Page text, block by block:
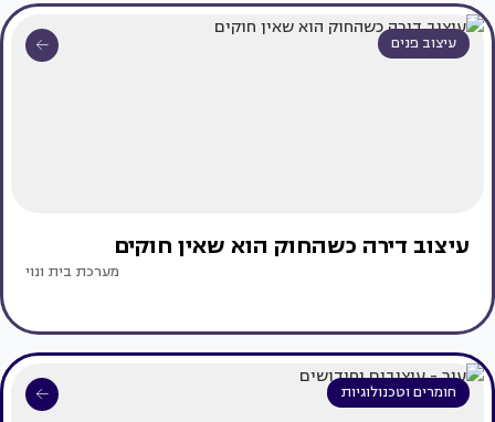
עיצוב פנים
עיצוב דירה כשהחוק הוא שאין חוקים
מערכת בית ונוי
חומרים וטכנולוגיות